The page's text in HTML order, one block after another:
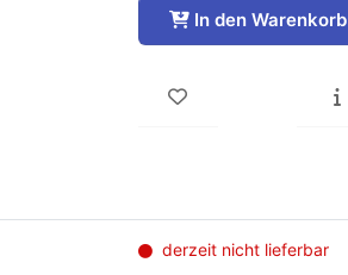
In den Warenkorb
derzeit nicht lieferbar